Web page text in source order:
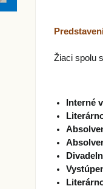
Žiaci spolu
Interné